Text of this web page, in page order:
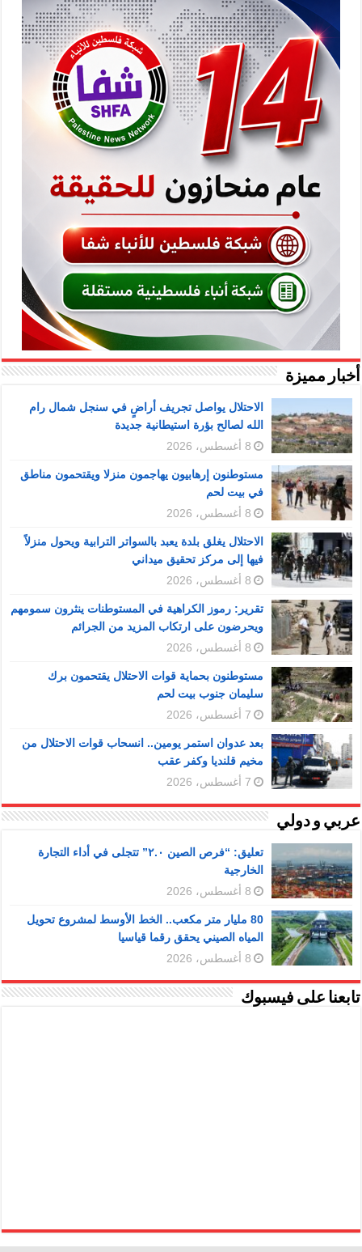
أخبار مميزة
الاحتلال يواصل تجريف أراضٍ في سنجل شمال رام
الله لصالح بؤرة استيطانية جديدة
8 أغسطس، 2026
مستوطنون إرهابيون يهاجمون منزلا ويقتحمون مناطق
في بيت لحم
8 أغسطس، 2026
الاحتلال يغلق بلدة يعبد بالسواتر الترابية ويحول منزلاً
فيها إلى مركز تحقيق ميداني
8 أغسطس، 2026
تقرير: رموز الكراهية في المستوطنات ينثرون سمومهم
ويحرضون على ارتكاب المزيد من الجرائم
8 أغسطس، 2026
مستوطنون بحماية قوات الاحتلال يقتحمون برك
سليمان جنوب بيت لحم
7 أغسطس، 2026
بعد عدوان استمر يومين.. انسحاب قوات الاحتلال من
مخيم قلنديا وكفر عقب
7 أغسطس، 2026
عربي و دولي
تعليق: “فرص الصين ٢.٠” تتجلى في أداء التجارة
الخارجية
8 أغسطس، 2026
80 مليار متر مكعب.. الخط الأوسط لمشروع تحويل
المياه الصيني يحقق رقما قياسيا
8 أغسطس، 2026
تابعنا على فيسبوك